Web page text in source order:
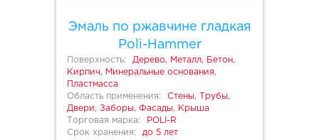
Эмаль по ржавчине гладкая
Poli-Hammer
Поверхность:
Дерево, Металл, Бетон,
Кирпич, Минеральные основания,
Пластмасса
Область применения:
Стены, Трубы,
Двери, Заборы, Фасады, Крыша
Торговая марка:
POLI-R
Срок хранения:
до 5 лет